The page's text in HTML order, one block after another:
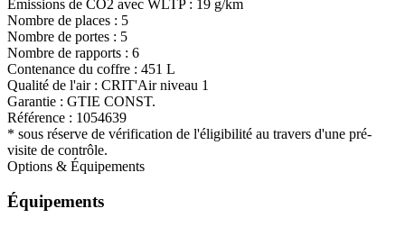
Émissions de CO2 avec WLTP : 19 g/km
Nombre de places : 5
Nombre de portes : 5
Nombre de rapports : 6
Contenance du coffre : 451 L
Qualité de l'air : CRIT'Air niveau 1
Garantie : GTIE CONST.
Référence : 1054639
* sous réserve de vérification de l'éligibilité au travers d'une pré-
visite de contrôle.
Options & Équipements
Équipements